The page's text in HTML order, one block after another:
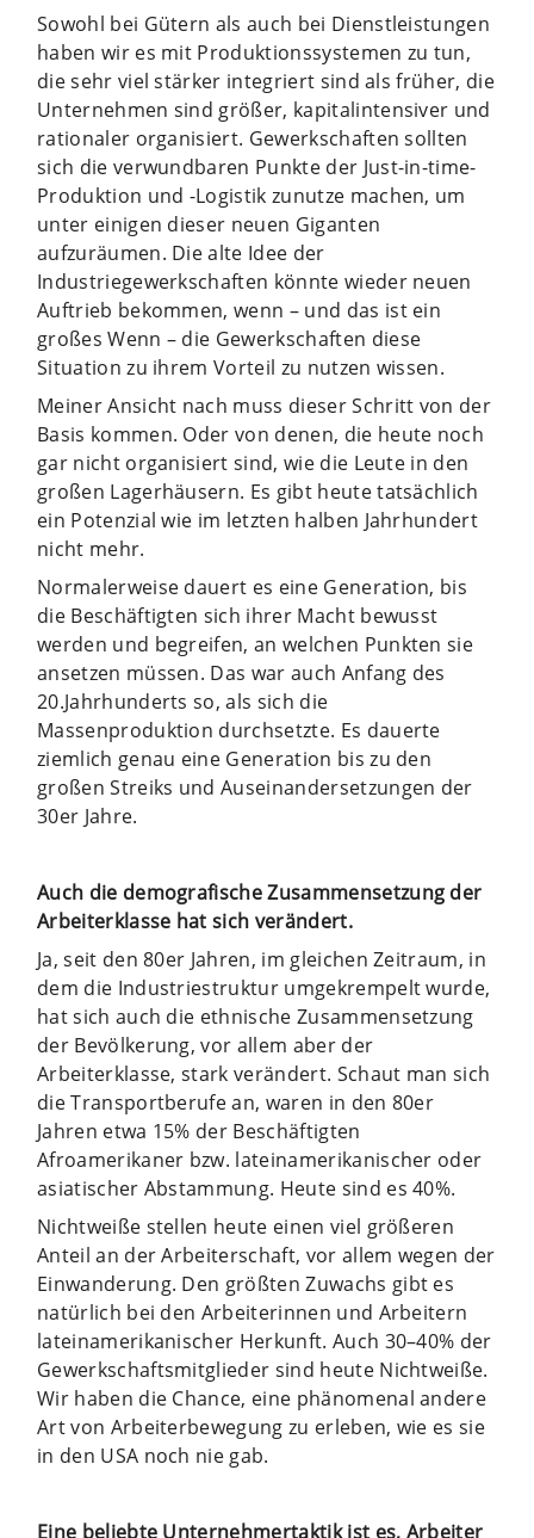
Sowohl bei Gütern als auch bei Dienstleistungen
haben wir es mit Produktionssystemen zu tun,
die sehr viel stärker integriert sind als früher, die
Unternehmen sind größer, kapitalintensiver und
rationaler organisiert. Gewerkschaften sollten
sich die verwundbaren Punkte der Just-in-time-
Produktion und -Logistik zunutze machen, um
unter einigen dieser neuen Giganten
aufzuräumen. Die alte Idee der
Industriegewerkschaften könnte wieder neuen
Auftrieb bekommen, wenn – und das ist ein
großes Wenn – die Gewerkschaften diese
Situation zu ihrem Vorteil zu nutzen wissen.
Meiner Ansicht nach muss dieser Schritt von der
Basis kommen. Oder von denen, die heute noch
gar nicht organisiert sind, wie die Leute in den
großen Lagerhäusern. Es gibt heute tatsächlich
ein Potenzial wie im letzten halben Jahrhundert
nicht mehr.
Normalerweise dauert es eine Generation, bis
die Beschäftigten sich ihrer Macht bewusst
werden und begreifen, an welchen Punkten sie
ansetzen müssen. Das war auch Anfang des
20.Jahrhunderts so, als sich die
Massenproduktion durchsetzte. Es dauerte
ziemlich genau eine Generation bis zu den
großen Streiks und Auseinandersetzungen der
30er Jahre.
Auch die demografische Zusammensetzung der
Arbeiterklasse hat sich verändert.
Ja, seit den 80er Jahren, im gleichen Zeitraum, in
dem die Industriestruktur umgekrempelt wurde,
hat sich auch die ethnische Zusammensetzung
der Bevölkerung, vor allem aber der
Arbeiterklasse, stark verändert. Schaut man sich
die Transportberufe an, waren in den 80er
Jahren etwa 15% der Beschäftigten
Afroamerikaner bzw. lateinamerikanischer oder
asiatischer Abstammung. Heute sind es 40%.
Nichtweiße stellen heute einen viel größeren
Anteil an der Arbeiterschaft, vor allem wegen der
Einwanderung. Den größten Zuwachs gibt es
natürlich bei den Arbeiterinnen und Arbeitern
lateinamerikanischer Herkunft. Auch 30–40% der
Gewerkschaftsmitglieder sind heute Nichtweiße.
Wir haben die Chance, eine phänomenal andere
Art von Arbeiterbewegung zu erleben, wie es sie
in den USA noch nie gab.
Eine beliebte Unternehmertaktik ist es, Arbeiter